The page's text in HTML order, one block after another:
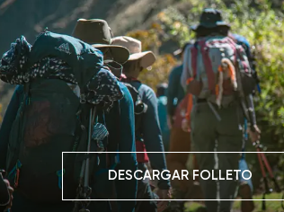
DESCARGAR FOLLETO